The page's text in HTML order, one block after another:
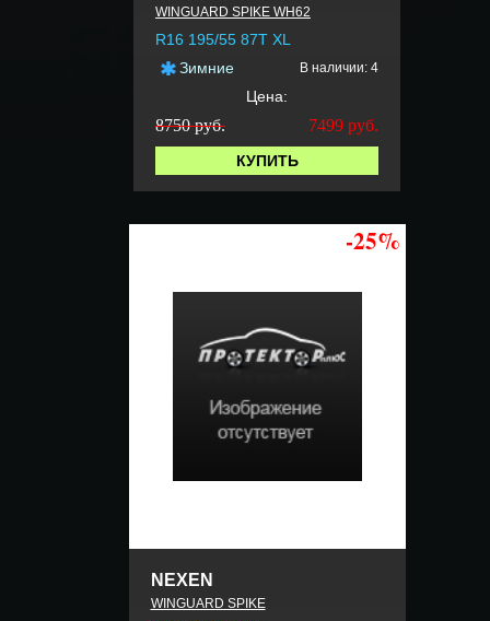
WINGUARD SPIKE WH62
R16 195/55 87T XL
Зимние
В наличии: 4
Цена:
8750 руб. 7499 руб.
КУПИТЬ
-25%
NEXEN
WINGUARD SPIKE